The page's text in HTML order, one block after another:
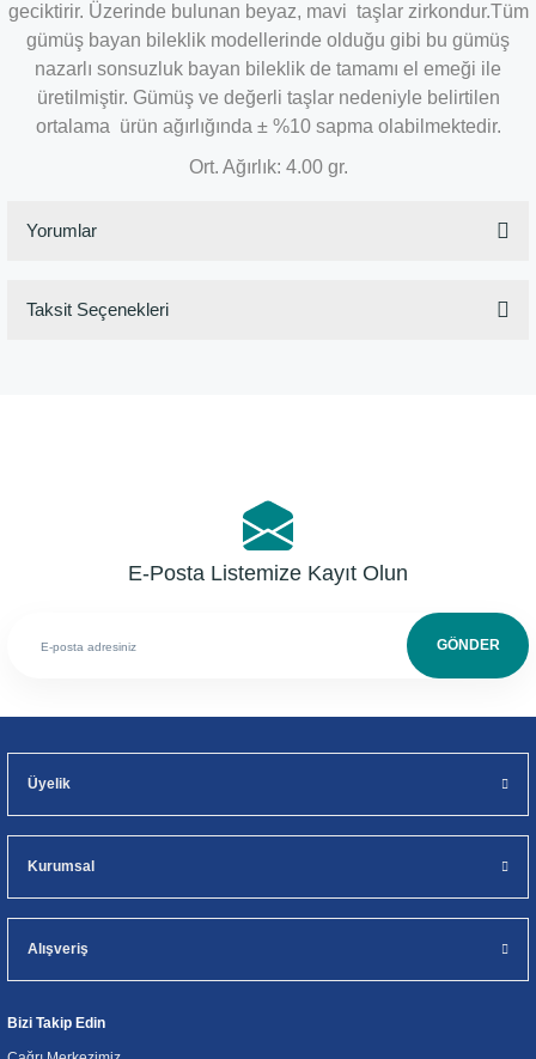
geciktirir. Üzerinde bulunan beyaz, mavi taşlar zirkondur.Tüm
gümüş bayan bileklik modellerinde olduğu gibi bu gümüş
nazarlı sonsuzluk bayan bileklik de tamamı el emeği ile
üretilmiştir. Gümüş ve değerli taşlar nedeniyle belirtilen
ortalama ürün ağırlığında ± %10 sapma olabilmektedir.
Ort. Ağırlık: 4.00 gr.
Yorumlar
Taksit Seçenekleri
E-Posta Listemize Kayıt Olun
GÖNDER
Üyelik
Kurumsal
Alışveriş
Bizi Takip Edin